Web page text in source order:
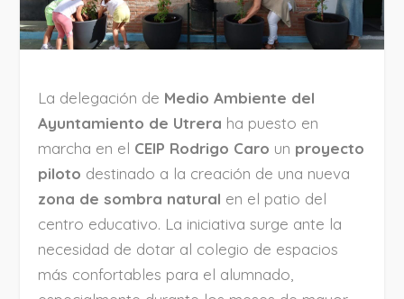
La delegación de Medio Ambiente del
Ayuntamiento de Utrera ha puesto en
marcha en el CEIP Rodrigo Caro un proyecto
piloto destinado a la creación de una nueva
zona de sombra natural en el patio del
centro educativo. La iniciativa surge ante la
necesidad de dotar al colegio de espacios
más confortables para el alumnado,